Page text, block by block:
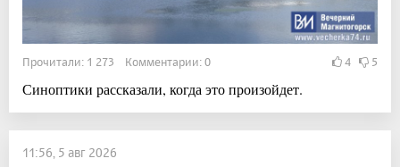
Прочитали: 1 273 Комментарии: 0 4 5
Синоптики рассказали, когда это произойдет.
11:56, 5 авг 2026